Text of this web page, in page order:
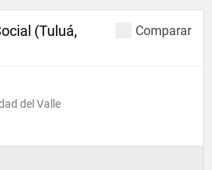
Comparar
(Tuluá,
del Valle